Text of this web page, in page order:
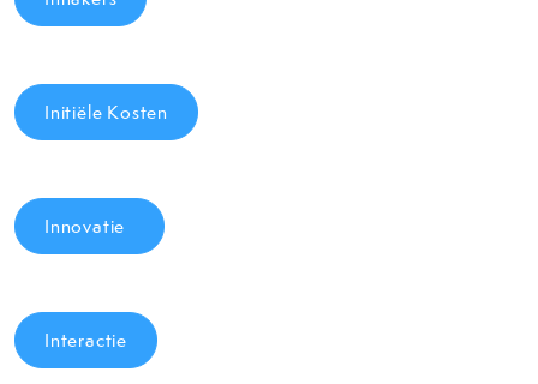
Initiële Kosten
Innovatie
Interactie